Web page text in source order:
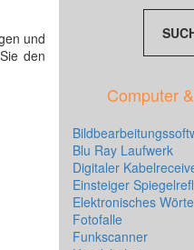
und
den
Computer
Blu Ray Laufwerk
Digitaler
Einsteiger
Elektronisches
Fotofalle
Funkscanner